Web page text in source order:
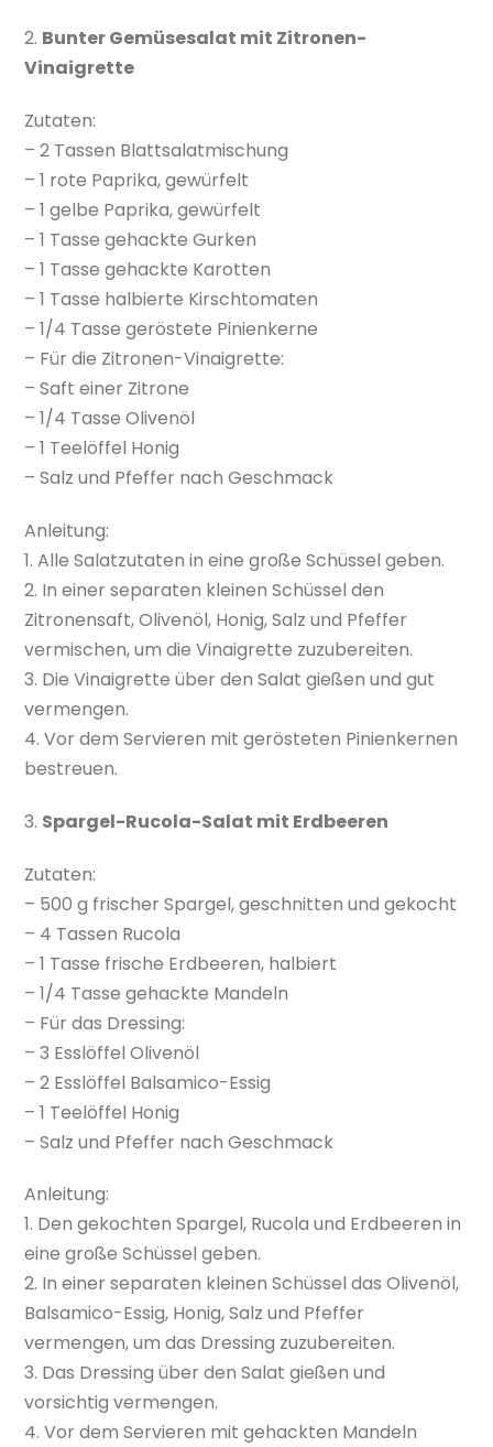
2. Bunter Gemüsesalat mit Zitronen-
Vinaigrette
Zutaten:
– 2 Tassen Blattsalatmischung
– 1 rote Paprika, gewürfelt
– 1 gelbe Paprika, gewürfelt
– 1 Tasse gehackte Gurken
– 1 Tasse gehackte Karotten
– 1 Tasse halbierte Kirschtomaten
– 1/4 Tasse geröstete Pinienkerne
– Für die Zitronen-Vinaigrette:
– Saft einer Zitrone
– 1/4 Tasse Olivenöl
– 1 Teelöffel Honig
– Salz und Pfeffer nach Geschmack
Anleitung:
1. Alle Salatzutaten in eine große Schüssel geben.
2. In einer separaten kleinen Schüssel den
Zitronensaft, Olivenöl, Honig, Salz und Pfeffer
vermischen, um die Vinaigrette zuzubereiten.
3. Die Vinaigrette über den Salat gießen und gut
vermengen.
4. Vor dem Servieren mit gerösteten Pinienkernen
bestreuen.
3. Spargel-Rucola-Salat mit Erdbeeren
Zutaten:
– 500 g frischer Spargel, geschnitten und gekocht
– 4 Tassen Rucola
– 1 Tasse frische Erdbeeren, halbiert
– 1/4 Tasse gehackte Mandeln
– Für das Dressing:
– 3 Esslöffel Olivenöl
– 2 Esslöffel Balsamico-Essig
– 1 Teelöffel Honig
– Salz und Pfeffer nach Geschmack
Anleitung:
1. Den gekochten Spargel, Rucola und Erdbeeren in
eine große Schüssel geben.
2. In einer separaten kleinen Schüssel das Olivenöl,
Balsamico-Essig, Honig, Salz und Pfeffer
vermengen, um das Dressing zuzubereiten.
3. Das Dressing über den Salat gießen und
vorsichtig vermengen.
4. Vor dem Servieren mit gehackten Mandeln